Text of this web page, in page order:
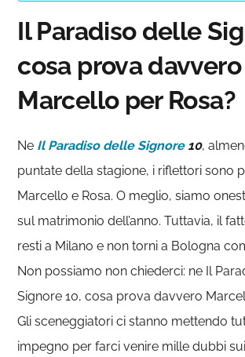
Il Paradiso delle
cosa prova davvero
Marcello per Rosa?
Ne Il Paradiso delle Signore 10,
puntate della stagione, i riflettori sono
Marcello e Rosa. O meglio, siamo
sul matrimonio dell’anno. Tuttavia, il
resti a Milano e non torni a Bologna
Non possiamo non chiederci: ne Il
Signore 10, cosa prova davvero
Gli sceneggiatori ci stanno mettendo
impegno per farci venire mille dubbi